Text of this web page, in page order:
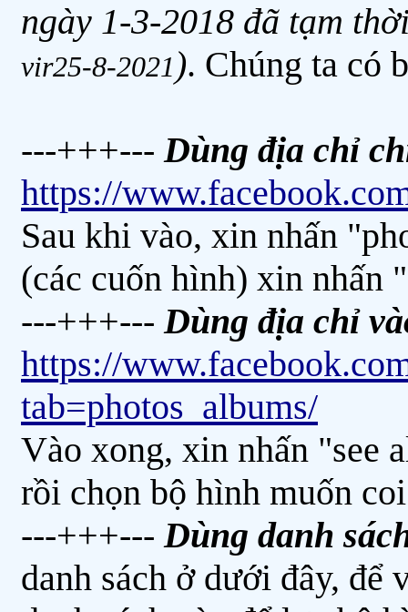
ngày 1-3-2018 đã tạm
vir25-8-2021 ). Chúng ta có
---+++---Dùng địa chỉ
https://
Sau khi vào, xin nhấn
(các cuốn hình) xin nhấn
---+++---Dùng địa chỉ
https://
tab=photos_albums/
Vào xong, xin nhấn "see
rồi chọn bộ hình muốn
---+++---Dùng danh
danh sách ở dưới đây, để